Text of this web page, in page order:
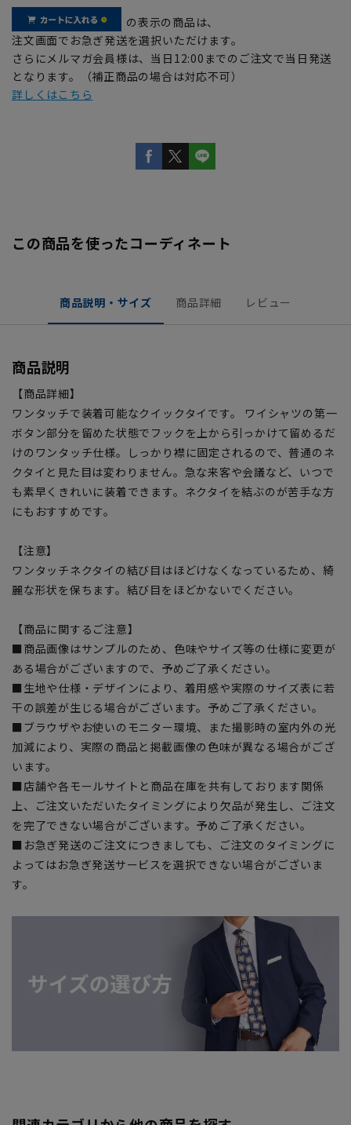
の表示の商品は、
注文画面でお急ぎ発送を選択いただけます。
さらにメルマガ会員様は、当日12:00までのご注文で当日発送
となります。（補正商品の場合は対応不可）
詳しくはこちら
この商品を使ったコーディネート
商品説明・サイズ 商品詳細 レビュー
商品説明
【商品詳細】
ワンタッチで装着可能なクイックタイです。 ワイシャツの第一
ボタン部分を留めた状態でフックを上から引っかけて留めるだ
けのワンタッチ仕様。しっかり襟に固定されるので、普通のネ
クタイと見た目は変わりません。急な来客や会議など、いつで
も素早くきれいに装着できます。ネクタイを結ぶのが苦手な方
にもおすすめです。
【注意】
ワンタッチネクタイの結び目はほどけなくなっているため、綺
麗な形状を保ちます。結び目をほどかないでください。
【商品に関するご注意】
■商品画像はサンプルのため、色味やサイズ等の仕様に変更が
ある場合がございますので、予めご了承ください。
■生地や仕様・デザインにより、着用感や実際のサイズ表に若
干の誤差が生じる場合がございます。予めご了承ください。
■ブラウザやお使いのモニター環境、また撮影時の室内外の光
加減により、実際の商品と掲載画像の色味が異なる場合がござ
います。
■店舗や各モールサイトと商品在庫を共有しております関係
上、ご注文いただいたタイミングにより欠品が発生し、ご注文
を完了できない場合がございます。予めご了承ください。
■お急ぎ発送のご注文につきましても、ご注文のタイミングに
よってはお急ぎ発送サービスを選択できない場合がございま
す。